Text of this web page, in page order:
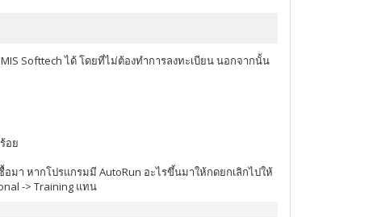
Softtech ได้ โดยที่ไม่ต้องทำการลงทะเบียน นอกจากนั้น
อย
า หากโปรแกรมมี AutoRun อะไรขึ้นมาให้กดยกเลิกไปให้
-> Training แทน